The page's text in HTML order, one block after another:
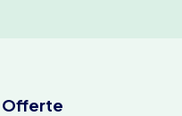
Offerte